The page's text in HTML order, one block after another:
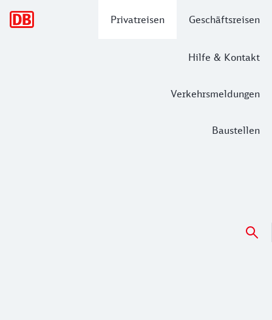
Privatreisen Geschäftsreisen
Hilfe & Kontakt
Verkehrsmeldungen
Baustellen